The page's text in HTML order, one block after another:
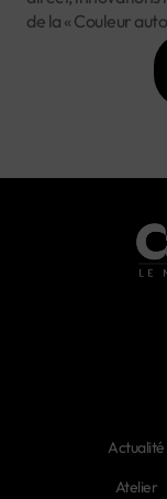
de la « Couleur
Actualité
Atelier